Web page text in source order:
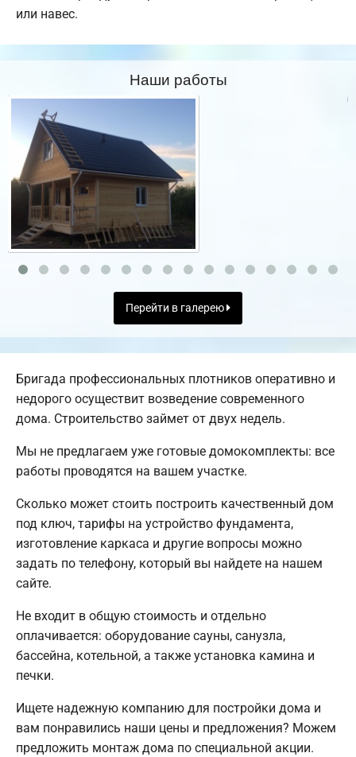
или навес.
Наши работы
Перейти в галерею
Бригада профессиональных плотников оперативно и
недорого осуществит возведение современного
дома. Строительство займет от двух недель.
Мы не предлагаем уже готовые домокомплекты: все
работы проводятся на вашем участке.
Сколько может стоить построить качественный дом
под ключ, тарифы на устройство фундамента,
изготовление каркаса и другие вопросы можно
задать по телефону, который вы найдете на нашем
сайте.
Не входит в общую стоимость и отдельно
оплачивается: оборудование сауны, санузла,
бассейна, котельной, а также установка камина и
печки.
Ищете надежную компанию для постройки дома и
вам понравились наши цены и предложения? Можем
предложить монтаж дома по специальной акции.